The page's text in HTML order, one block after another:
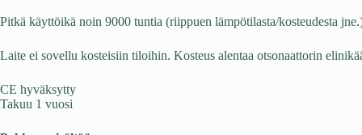
Pitkä käyttöikä noin 9000 tuntia (riippuen lämpötilasta/kosteudesta
Laite ei sovellu kosteisiin tiloihin. Kosteus alentaa otsonaattorin
CE hyväksytty
Takuu 1 vuosi